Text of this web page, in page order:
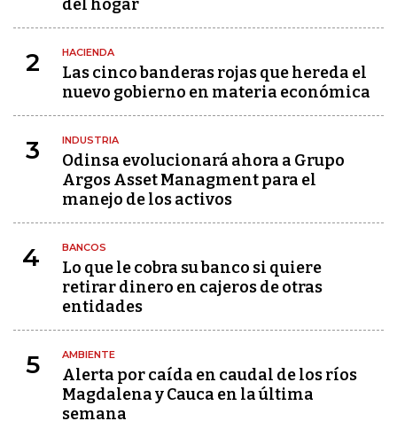
del hogar
2 HACIENDA
Las cinco banderas rojas que hereda el
nuevo gobierno en materia económica
3 INDUSTRIA
Odinsa evolucionará ahora a Grupo
Argos Asset Managment para el
manejo de los activos
4 BANCOS
Lo que le cobra su banco si quiere
retirar dinero en cajeros de otras
entidades
5 AMBIENTE
Alerta por caída en caudal de los ríos
Magdalena y Cauca en la última
semana